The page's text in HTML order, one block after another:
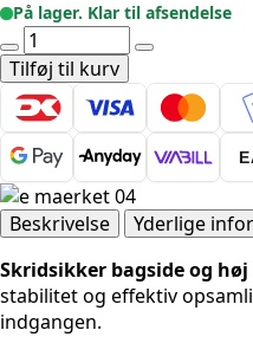
pris
315kr..
pris
219kr..
På lager. Klar til afsendelse
Design
dørmåtte
-
Christmas
Dwarfes
40x60
antal
Tilføj til kurv
Beskrivelse
Yderlige
Skridsikker bagside og
stabilitet og effektiv
indgangen.